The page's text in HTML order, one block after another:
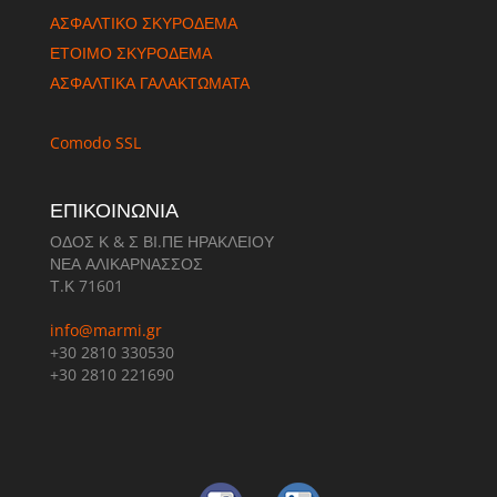
ΑΣΦΑΛΤΙΚΟ ΣΚΥΡΟΔΕΜΑ
ΈΤΟΙΜΟ ΣΚΥΡΟΔΕΜΑ
ΑΣΦΑΛΤΙΚΑ ΓΑΛΑΚΤΩΜΑΤΑ
Comodo SSL
ΕΠΙΚΟΙΝΩΝΙΑ
ΟΔΟΣ Κ & Σ ΒΙ.ΠΕ ΗΡΑΚΛΕΙΟΥ
ΝΕΑ ΑΛΙΚΑΡΝΑΣΣΟΣ
Τ.Κ 71601
info@marmi.gr
+30 2810 330530
+30 2810 221690